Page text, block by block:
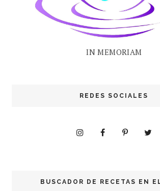
IN MEMORIAM
REDES SOCIALES
BUSCADOR DE RECETAS EN